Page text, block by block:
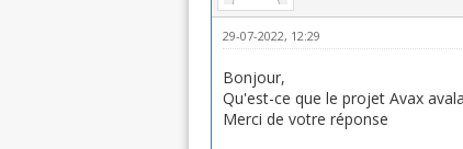
29-07-2022, 12:29
Bonjour,
Qu'est-ce que le projet Avax
Merci de votre réponse